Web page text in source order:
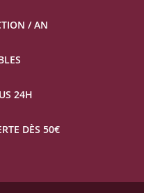
/ AN
24H
DÈS 50€